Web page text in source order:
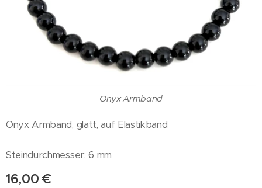
Onyx Armband
Onyx Armband, glatt, auf Elastikband
Steindurchmesser: 6 mm
16,00 €